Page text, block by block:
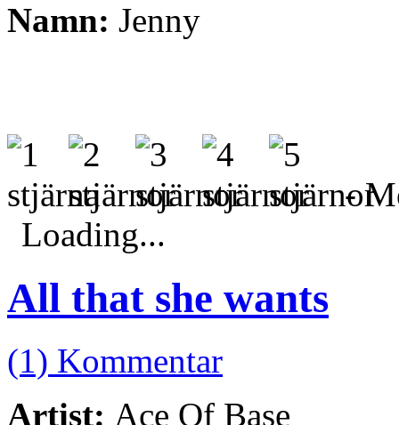
Namn: Jenny
-
Loading...
All that she wants
(1) Kommentar
Artist: Ace Of Base